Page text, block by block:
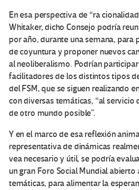
En esa perspectiva de “ra
Whitaker, dicho Consejo podría
por año, durante una semana, para
de coyuntura y proponer nuevos
al neoliberalismo. Podrían
facilitadores de los distintos tipos
del FSM, que se siguen realizando
con diversas temáticas, “al servicio
de otro mundo posible”.
Y en el marco de esa reflexión
representativa de dinámicas
vea necesario y útil, se podría
un gran Foro Social Mundial abierto
temáticas, para alimentar la